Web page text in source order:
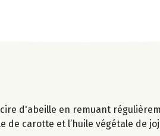
d'abeille en remuant
carotte et l’huile végétale de